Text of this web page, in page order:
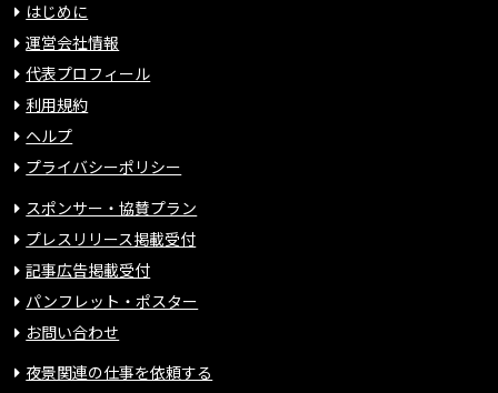
はじめに
運営会社情報
代表プロフィール
利用規約
ヘルプ
プライバシーポリシー
スポンサー・協賛プラン
プレスリリース掲載受付
記事広告掲載受付
パンフレット・ポスター
お問い合わせ
夜景関連の仕事を依頼する